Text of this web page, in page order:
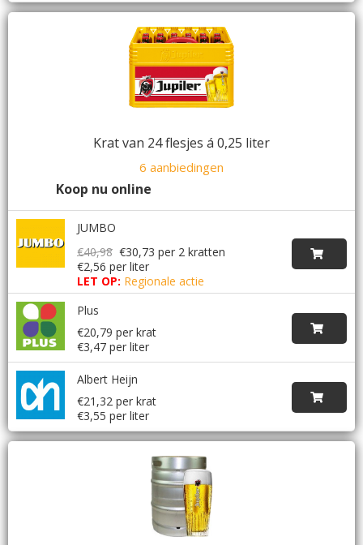
Krat van 24 flesjes á 0,25 liter
6 aanbiedingen
Koop nu online
JUMBO
€40,98 €30,73 per 2 kratten
€2,56 per liter
LET OP: Regionale actie
Plus
€20,79 per krat
€3,47 per liter
Albert Heijn
€21,32 per krat
€3,55 per liter